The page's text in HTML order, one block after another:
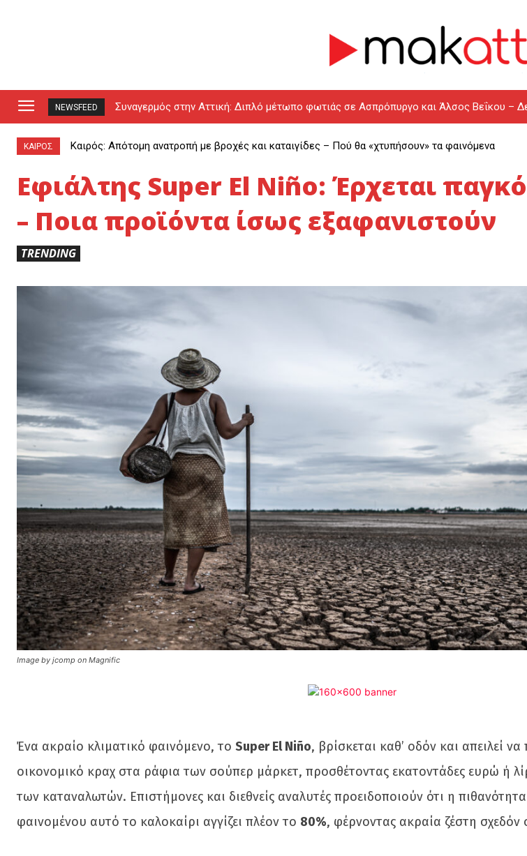
NEWSFEED
Συναγερμός στην Αττική: Διπλό μέτωπο φωτιάς σε Ασπρόπυργο και Άλσος Βεΐκου –
drones (video)
ΚΑΙΡΟΣ Καιρός: Απότομη ανατροπή με βροχές και καταιγίδες – Πού θα «χτυπήσουν» τα φαινόμενα
Εφιάλτης Super El Niño: Έρχεται
– Ποια προϊόντα ίσως εξαφανιστούν
TRENDING
Image by jcomp on Magnific
Ένα ακραίο κλιματικό φαινόμενο, το Super El Niño, βρίσκεται καθ’ οδόν και απειλεί
οικονομικό κραχ στα ράφια των σούπερ μάρκετ, προσθέτοντας εκατοντάδες ευρώ ή
των καταναλωτών. Επιστήμονες και διεθνείς αναλυτές προειδοποιούν ότι η
φαινομένου αυτό το καλοκαίρι αγγίζει πλέον το 80%, φέρνοντας ακραία ζέστη